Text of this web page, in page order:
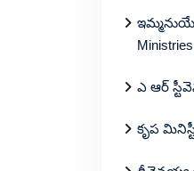
Ministries
ఎ ఆర్
కృప